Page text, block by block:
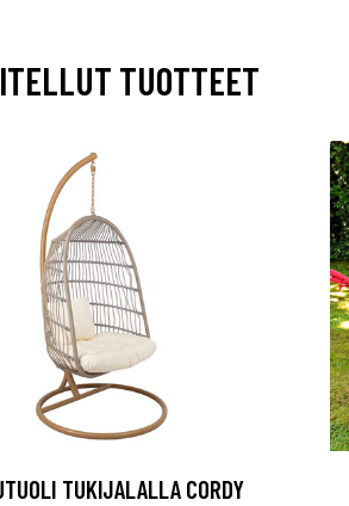
TUOTTEET
TUKIJALALLA CORDY